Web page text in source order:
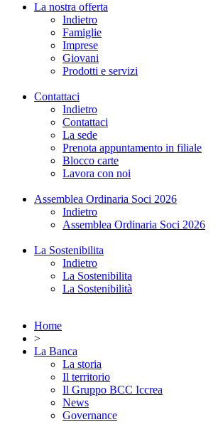
La nostra offerta
Indietro
Famiglie
Imprese
Giovani
Prodotti e servizi
Contattaci
Indietro
Contattaci
La sede
Prenota appuntamento in filiale
Blocco carte
Lavora con noi
Assemblea Ordinaria Soci 2026
Indietro
Assemblea Ordinaria Soci 2026
La Sostenibilita
Indietro
La Sostenibilita
La Sostenibilità
Home
>
La Banca
La storia
Il territorio
Il Gruppo BCC Iccrea
News
Governance